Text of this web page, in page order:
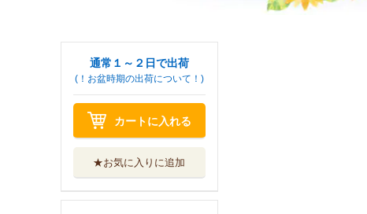
通常１～２日で出荷
(！お盆時期の出荷について！)
カートに入れる
★お気に入りに追加